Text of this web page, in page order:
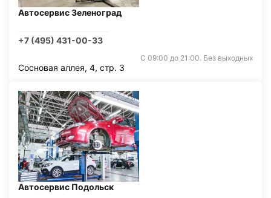
Автосервис Зеленоград
+7 (495) 431-00-33
С 09:00 до 21:00. Без выходных
Сосновая аллея, 4, стр. 3
Автосервис Подольск